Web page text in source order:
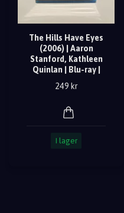
The Hills Have Eyes
(2006) | Aaron
Stanford, Kathleen
Quinlan | Blu-ray |
249 kr
I lager